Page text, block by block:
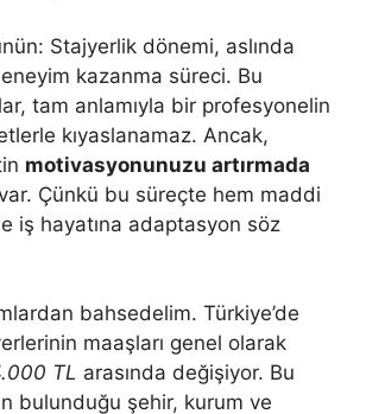
Stajyerlik dönemi, aslında
kazanma süreci. Bu
tam anlamıyla bir profesyonelin
kıyaslanamaz. Ancak,
motivasyonunuzu artırmada
Çünkü bu süreçte hem maddi
iş hayatına adaptasyon söz
bahsedelim. Türkiye’de
maaşları genel olarak
TL arasında değişiyor. Bu
bulunduğu şehir, kurum ve